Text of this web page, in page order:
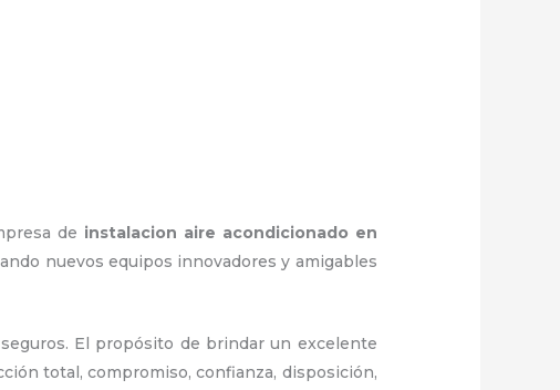
de instalacion aire acondicionado en
nuevos equipos innovadores y amigables
El propósito de brindar un excelente
total, compromiso, confianza, disposición,